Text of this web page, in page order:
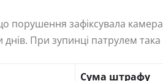
зафіксувала
днів. При зупинці патрулем
Сума штрафу